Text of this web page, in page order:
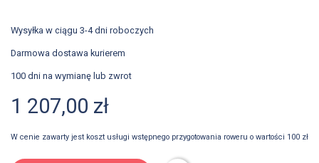
Wysyłka w ciągu 3-4 dni roboczych
Darmowa dostawa kurierem
100 dni na wymianę lub zwrot
1 207,00 zł
W cenie zawarty jest koszt usługi wstępnego przygotowania roweru o wartości 100 zł